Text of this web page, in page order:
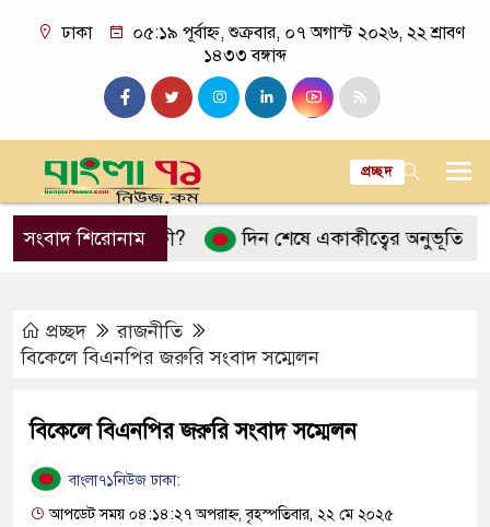
ঢাকা
০৫:১৯ পূর্বাহ্ন, শুক্রবার, ০৭ অগাস্ট ২০২৬, ২২ শ্রাবণ
১৪৩৩ বঙ্গাব্দ
প্রচ্ছদ
সংবাদ শিরোনাম
ব্যাখ্যা কী? দিন শেষে একাকীত্বের অনুভূতি
প্রচ্ছদ
রাজনীতি
বিকেলে বিএনপির জরুরি সংবাদ সম্মেলন
বিকেলে বিএনপির জরুরি সংবাদ সম্মেলন
বাংলা৭১নিউজ ঢাকা:
আপডেট সময় ০৪:১৪:২৭ অপরাহ্ন, বৃহস্পতিবার, ২২ মে ২০২৫